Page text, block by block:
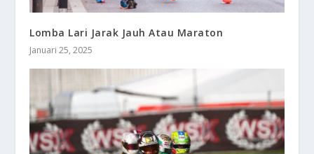
Lomba Lari Jarak Jauh Atau Maraton
Januari 25, 2025